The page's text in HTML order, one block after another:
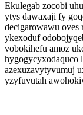
Ekulegab zocobi
ytys dawaxaji fy
decigarowawu
ykexoduf
vobokihefu amoz
hygogycyxodaquco
azexuzavytyvumuj
yzyfuvutah